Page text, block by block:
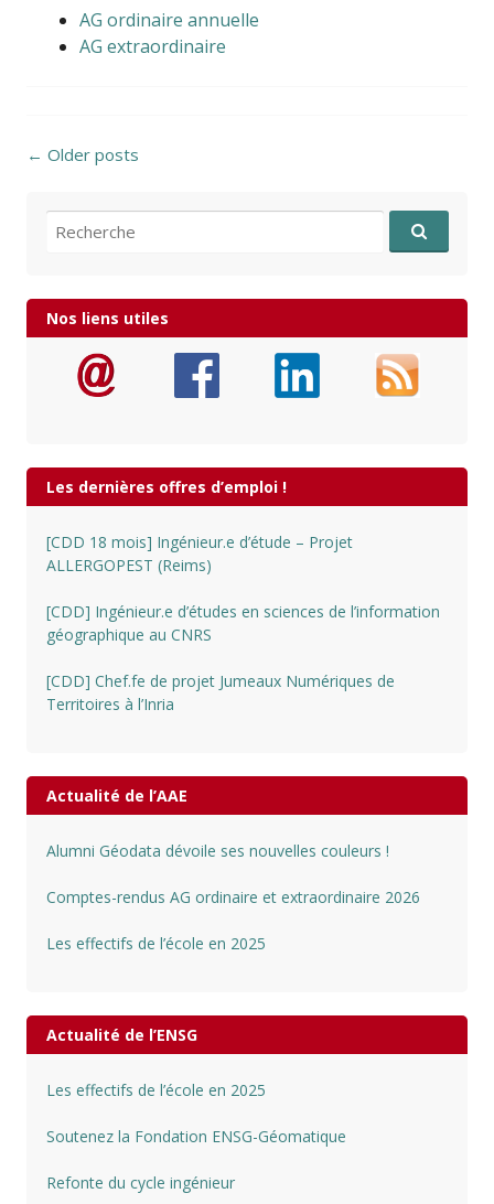
AG ordinaire annuelle
AG extraordinaire
Posts navigation
← Older posts
Recherche pour:
Nos liens utiles
Les dernières offres d’emploi !
[CDD 18 mois] Ingénieur.e d’étude – Projet
ALLERGOPEST (Reims)
[CDD] Ingénieur.e d’études en sciences de l’information
géographique au CNRS
[CDD] Chef.fe de projet Jumeaux Numériques de
Territoires à l’Inria
Actualité de l’AAE
Alumni Géodata dévoile ses nouvelles couleurs !
Comptes-rendus AG ordinaire et extraordinaire 2026
Les effectifs de l’école en 2025
Actualité de l’ENSG
Les effectifs de l’école en 2025
Soutenez la Fondation ENSG-Géomatique
Refonte du cycle ingénieur